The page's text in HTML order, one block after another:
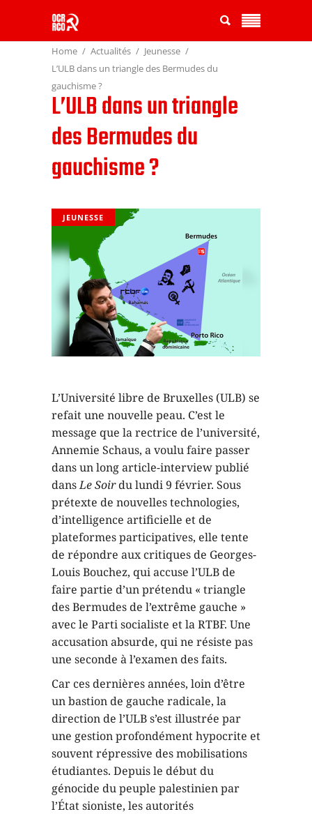
Home Actualités
Jeunesse
L’ULB dans un triangle des Bermudes du
gauchisme ?
L’ULB dans un triangle
des Bermudes du
gauchisme ?
JEUNESSE
L’Université libre de Bruxelles (ULB) se
refait une nouvelle peau. C’est le
message que la rectrice de l’université,
Annemie Schaus, a voulu faire passer
dans un long article-interview publié
dansLe Soirdu lundi 9 février. Sous
prétexte de nouvelles technologies,
d’intelligence artificielle et de
plateformes participatives, elle tente
de répondre aux critiques de Georges-
Louis Bouchez, qui accuse l’ULB de
faire partie d’un prétendu « triangle
des Bermudes de l’extrême gauche »
avec le Parti socialiste et la RTBF. Une
accusation absurde, qui ne résiste pas
une seconde à l’examen des faits.
Car ces dernières années, loin d’être
un bastion de gauche radicale, la
direction de l’ULB s’est illustrée par
une gestion profondément hypocrite et
souvent répressive des mobilisations
étudiantes. Depuis le début du
génocide du peuple palestinien par
l’État sioniste, les autorités